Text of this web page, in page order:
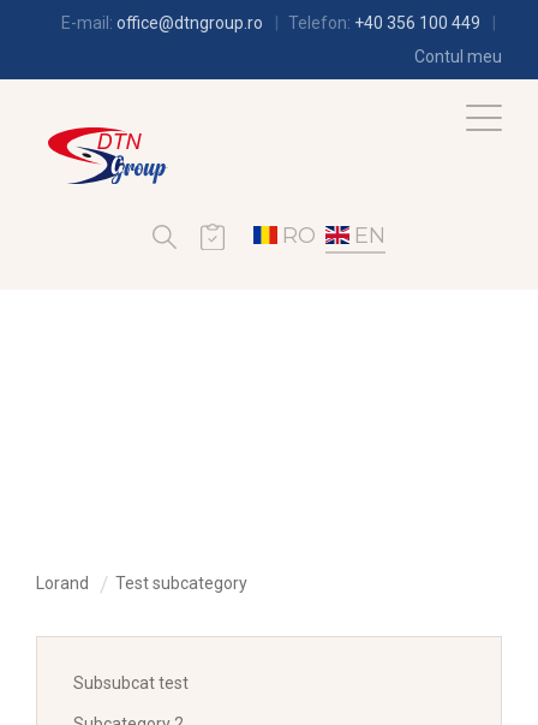
E-mail: office@dtngroup.ro Telefon: +40 356 100 449
Contul meu
RO EN
Lorand Test subcategory
Subsubcat test